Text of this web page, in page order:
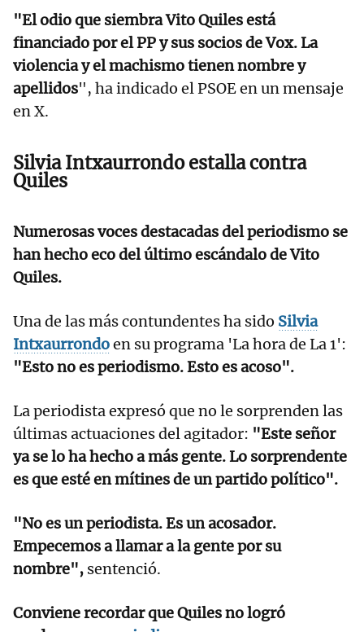
"El odio que siembra Vito Quiles está
financiado por el PP y sus socios de Vox. La
violencia y el machismo tienen nombre y
apellidos", ha indicado el PSOE en un mensaje
en X.
Silvia Intxaurrondo estalla contra
Quiles
Numerosas voces destacadas del periodismo se
han hecho eco del último escándalo de Vito
Quiles.
Una de las más contundentes ha sido Silvia
Intxaurrondoen su programa 'La hora de La 1':
"Esto no es periodismo. Esto es acoso".
La periodista expresó que no le sorprenden las
últimas actuaciones del agitador: "Este señor
ya se lo ha hecho a más gente. Lo sorprendente
es que esté en mítines de un partido político".
"No es un periodista. Es un acosador.
Empecemos a llamar a la gente por su
nombre", sentenció.
Conviene recordar que Quiles no logró